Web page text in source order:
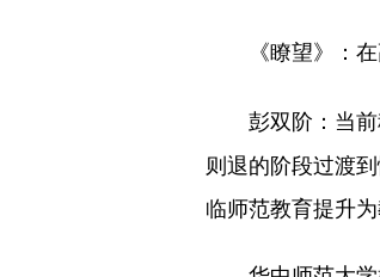
《瞭望》：
彭双阶： 当
则退的阶段过渡
临师范教育提升